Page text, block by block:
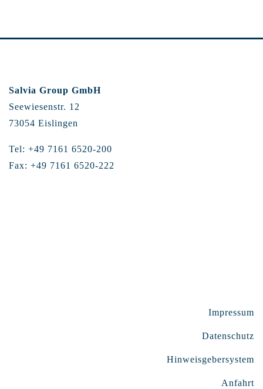
Salvia Group GmbH
Seewiesenstr. 12
73054 Eislingen
Tel: +49 7161 6520-200
Fax: +49 7161 6520-222
Impressum
Datenschutz
Hinweisgebersystem
Anfahrt